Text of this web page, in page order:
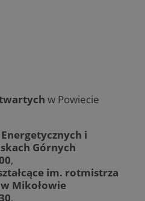
w Powiecie
Energetycznych i
Górnych
,
im. rotmistrza
Mikołowie
,